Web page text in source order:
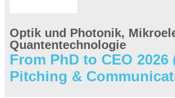
Optik und Photonik,
Quantentechnologie
From PhD to CEO 2026
Pitching &